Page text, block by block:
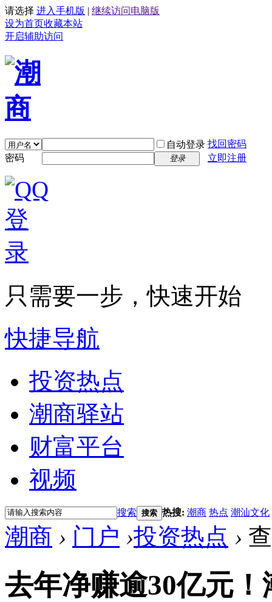
请选择 进入手机版 | 继续访问电脑版
设为首页收藏本站
开启辅助访问
自动登录 找回密码
密码
登录 立即注册
只需要一步，快速开始
快捷导航
投资热点
潮商驿站
财富平台
视频
搜索 搜索 热搜: 潮商 热点 潮汕文化
潮商 › 门户 ›投资热点 ›
去年净赚逾30亿元